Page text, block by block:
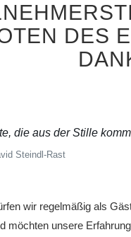
DES
die aus der Stille
Steindl-Rast
wir regelmäßig als
möchten unsere